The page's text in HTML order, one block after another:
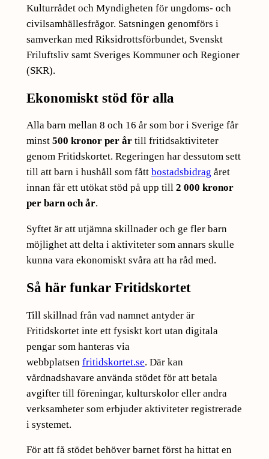
Kulturrådet och Myndigheten för ungdoms- och
civilsamhällesfrågor. Satsningen genomförs i
samverkan med Riksidrottsförbundet, Svenskt
Friluftsliv samt Sveriges Kommuner och Regioner
(SKR).
Ekonomiskt stöd för alla
Alla barn mellan 8 och 16 år som bor i Sverige får
minst 500 kronor per årtill fritidsaktiviteter
genom Fritidskortet. Regeringen har dessutom sett
till att barn i hushåll som fått bostadsbidrag året
innan får ett utökat stöd på upp till 2 000 kronor
per barn och år.
Syftet är att utjämna skillnader och ge fler barn
möjlighet att delta i aktiviteter som annars skulle
kunna vara ekonomiskt svåra att ha råd med.
Så här funkar Fritidskortet
Till skillnad från vad namnet antyder är
Fritidskortet inte ett fysiskt kort utan digitala
pengar som hanteras via
webbplatsen fritidskortet.se. Där kan
vårdnadshavare använda stödet för att betala
avgifter till föreningar, kulturskolor eller andra
verksamheter som erbjuder aktiviteter registrerade
i systemet.
För att få stödet behöver barnet först ha hittat en